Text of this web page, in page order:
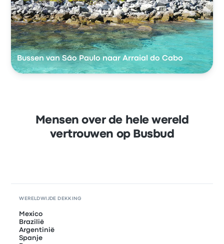
Bussen van São Paulo naar Arraial do Cabo
Mensen over de hele wereld
vertrouwen op Busbud
WERELDWIJDE DEKKING
Mexico
Brazilië
Argentinië
Spanje